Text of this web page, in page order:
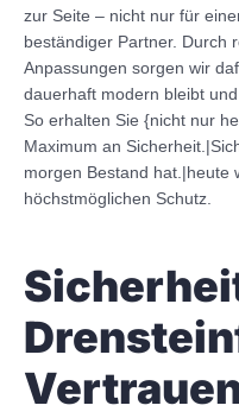
zur Seite – nicht nur für
beständiger Partner. Durch
Anpassungen sorgen wir
dauerhaft modern bleibt
So erhalten Sie {nicht nur
Maximum an
morgen Bestand hat.|heute
höchstmöglichen Schutz.